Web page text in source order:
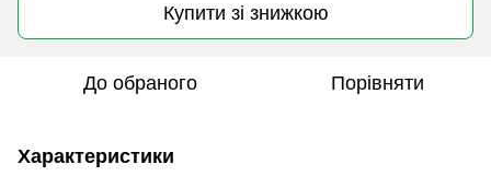
Купити зі знижкою
До обраного Порівняти
Характеристики